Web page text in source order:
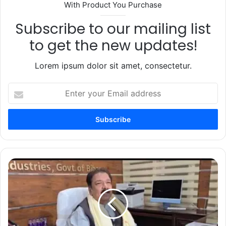
With Product You Purchase
Subscribe to our mailing list
to get the new updates!
Lorem ipsum dolor sit amet, consectetur.
your
Email